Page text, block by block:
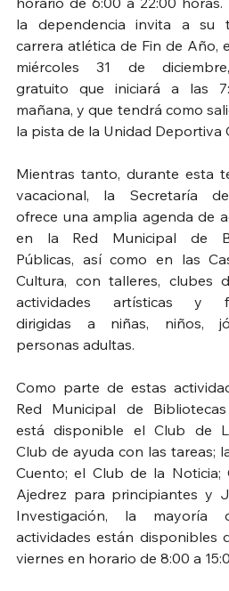
la dependencia invita a su
carrera atlética de Fin de Año,
miércoles 31 de
gratuito que iniciará a las
mañana, y que tendrá como
la pista de la Unidad Deportiva
Mientras tanto, durante esta
vacacional, la Secretaría
ofrece una amplia agenda de
en la Red Municipal de
Públicas, así como en las
Cultura, con talleres, clubes
actividades artísticas y
dirigidas a niñas, niños,
personas adultas.
Como parte de estas
Red Municipal de Bibliotecas
está disponible el Club de
Club de ayuda con las tareas;
Cuento; el Club de la Noticia;
Ajedrez para principiantes y
Investigación, la mayoría
actividades están disponibles
viernes en horario de 8:00 a